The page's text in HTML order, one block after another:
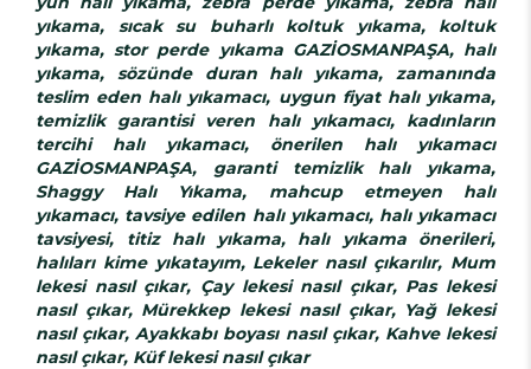
yıkama, sıcak su buharlı koltuk yıkama, koltuk
yıkama, stor perde yıkama GAZİOSMANPAŞA, halı
yıkama, sözünde duran halı yıkama, zamanında
teslim eden halı yıkamacı, uygun fiyat halı yıkama,
temizlik garantisi veren halı yıkamacı, kadınların
tercihi halı yıkamacı, önerilen halı yıkamacı
GAZİOSMANPAŞA, garanti temizlik halı yıkama,
Shaggy Halı Yıkama, mahcup etmeyen halı
yıkamacı, tavsiye edilen halı yıkamacı, halı yıkamacı
tavsiyesi, titiz halı yıkama, halı yıkama önerileri,
halıları kime yıkatayım, Lekeler nasıl çıkarılır, Mum
lekesi nasıl çıkar, Çay lekesi nasıl çıkar, Pas lekesi
nasıl çıkar, Mürekkep lekesi nasıl çıkar, Yağ lekesi
nasıl çıkar, Ayakkabı boyası nasıl çıkar, Kahve lekesi
nasıl çıkar, Küf lekesi nasıl çıkar